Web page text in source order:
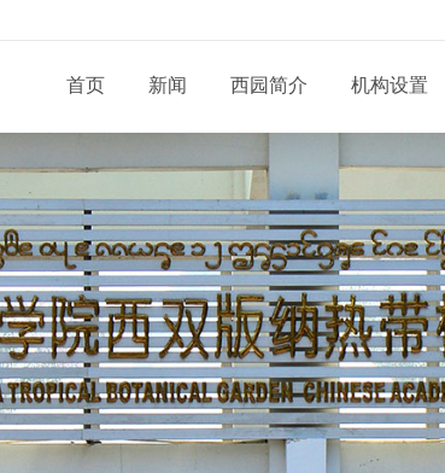
首页 新闻
研进展
普报道
知公告
西园简介
党委和纪委
会 学位委员会
形象标识
机构设置
业务机构 支撑系统
实验系列 其他系列
青促会小组 博士后流动
人才招聘
招生信息
学位学科
学生工作
联系我们